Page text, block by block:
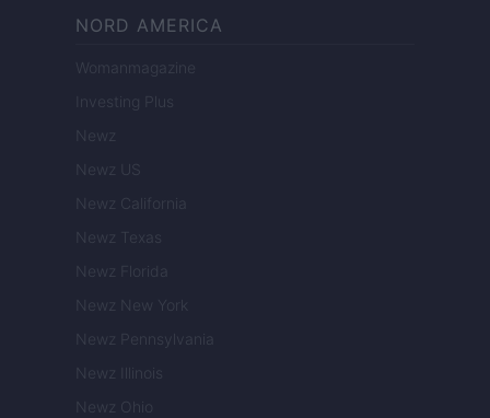
NORD AMERICA
Womanmagazine
Investing Plus
Newz
Newz US
Newz California
Newz Texas
Newz Florida
Newz New York
Newz Pennsylvania
Newz Illinois
Newz Ohio